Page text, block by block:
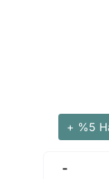
+ %5